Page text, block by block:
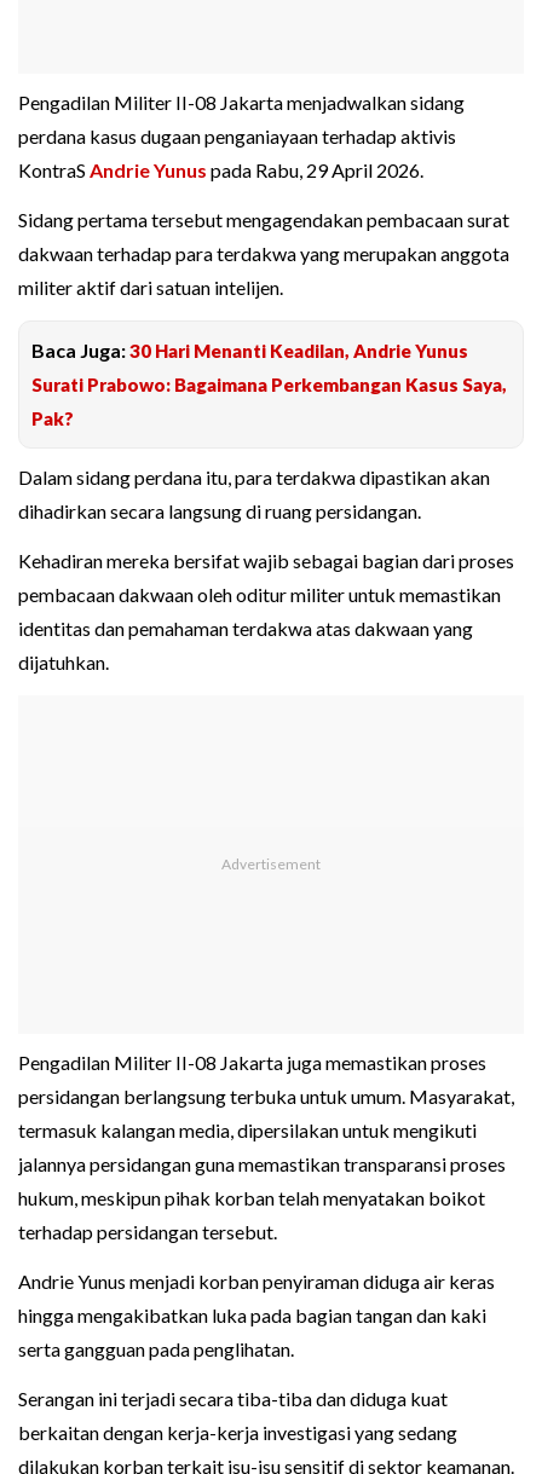
Pengadilan Militer II-08 Jakarta menjadwalkan sidang
perdana kasus dugaan penganiayaan terhadap aktivis
KontraS Andrie Yunus pada Rabu, 29 April 2026.
Sidang pertama tersebut mengagendakan pembacaan surat
dakwaan terhadap para terdakwa yang merupakan anggota
militer aktif dari satuan intelijen.
Baca Juga:30 Hari Menanti Keadilan, Andrie Yunus
Surati Prabowo: Bagaimana Perkembangan Kasus Saya,
Pak?
Dalam sidang perdana itu, para terdakwa dipastikan akan
dihadirkan secara langsung di ruang persidangan.
Kehadiran mereka bersifat wajib sebagai bagian dari proses
pembacaan dakwaan oleh oditur militer untuk memastikan
identitas dan pemahaman terdakwa atas dakwaan yang
dijatuhkan.
Pengadilan Militer II-08 Jakarta juga memastikan proses
persidangan berlangsung terbuka untuk umum. Masyarakat,
termasuk kalangan media, dipersilakan untuk mengikuti
jalannya persidangan guna memastikan transparansi proses
hukum, meskipun pihak korban telah menyatakan boikot
terhadap persidangan tersebut.
Andrie Yunus menjadi korban penyiraman diduga air keras
hingga mengakibatkan luka pada bagian tangan dan kaki
serta gangguan pada penglihatan.
Serangan ini terjadi secara tiba-tiba dan diduga kuat
berkaitan dengan kerja-kerja investigasi yang sedang
dilakukan korban terkait isu-isu sensitif di sektor keamanan.